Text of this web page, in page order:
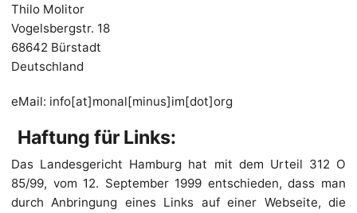
Thilo Molitor
Vogelsbergstr. 18
68642 Bürstadt
Deutschland
eMail: info[at]monal[minus]im[dot]org
Haftung für Links:
Das Landesgericht Hamburg hat mit dem Urteil 312 O
85/99, vom 12. September 1999 entschieden, dass man
durch Anbringung eines Links auf einer Webseite, die